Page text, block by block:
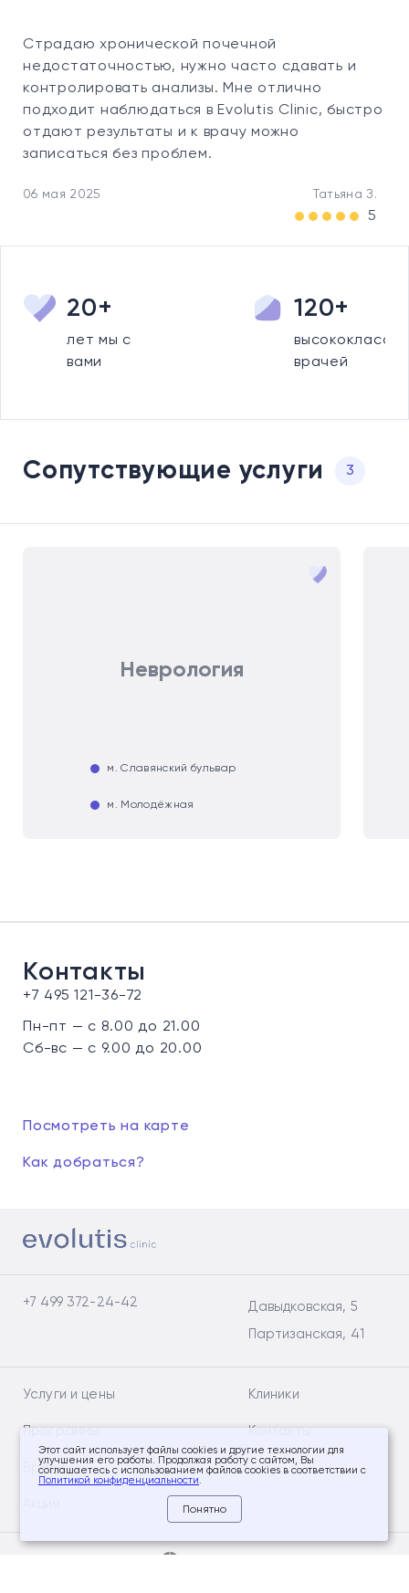
Страдаю хронической почечной
недостаточностью, нужно часто сдавать и
контролировать анализы. Мне отлично
подходит наблюдаться в Evolutis Clinic, быстро
отдают результаты и к врачу можно
записаться без проблем.
06 мая 2025 Татьяна З.
5
20+
лет мы с
вами
120+
врачей
Сопутствующие услуги 3
Неврология
м. Славянский бульвар
м. Молодёжная
Контакты
+7 495 121-36-72
Пн-пт — с 8.00 до 21.00
Сб-вс — с 9.00 до 20.00
Посмотреть на карте
Как добраться?
+7 499 372-24-42
Давыдковская, 5
Партизанская, 41
Услуги и цены
Программы
Врачи
Клиники
Контакты
Этот сайт использует файлы cookies и другие технологии для
улучшения его работы. Продолжая работу с сайтом, Вы
соглашаетесь с использованием файлов cookies в соответствии с
Политикой конфиденциальности.
Понятно